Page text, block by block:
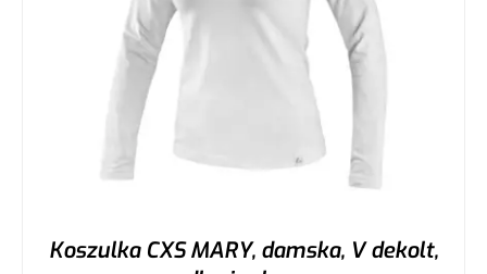
Koszulka CXS MARY, damska, V dekolt,